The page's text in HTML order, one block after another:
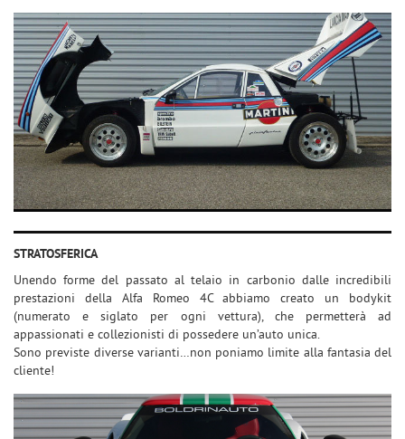
STRATOSFERICA
Unendo forme del passato al telaio in carbonio dalle incredibili
prestazioni della Alfa Romeo 4C abbiamo creato un bodykit
(numerato e siglato per ogni vettura), che permetterà ad
appassionati e collezionisti di possedere un’auto unica.
Sono previste diverse varianti…non poniamo limite alla fantasia del
cliente!
alla
cookie
policy.
Puoi
rivedere
e
modificare
le
tue
scelte
in
momento.
Cookie delle preferenze